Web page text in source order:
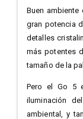
Buen ambiente
gran potencia
detalles
más potentes
tamaño de la
Pero el Go 5
iluminación
ambiental, y